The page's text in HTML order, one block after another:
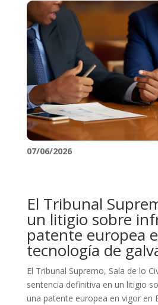
07/06/2026
El Tribunal
un litigio sobre
patente europea
tecnología de
El Tribunal Supremo, Sala de lo
sentencia definitiva en un litigio
una patente europea en vigor en